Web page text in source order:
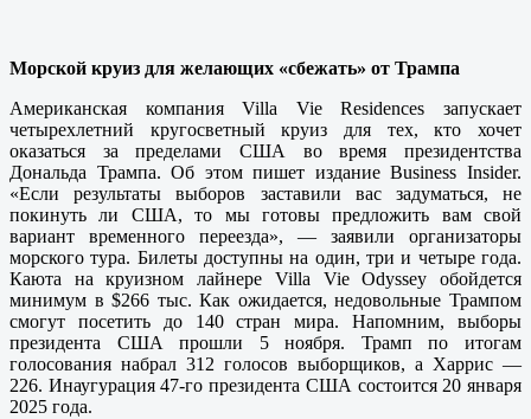
Морской круиз для желающих «сбежать» от Трампа
Американская компания Villa Vie Residences запускает
четырехлетний кругосветный круиз для тех, кто хочет
оказаться за пределами США во время президентства
Дональда Трампа. Об этом пишет издание Business Insider.
«Если результаты выборов заставили вас задуматься, не
покинуть ли США, то мы готовы предложить вам свой
вариант временного переезда», — заявили организаторы
морского тура. Билеты доступны на один, три и четыре года.
Каюта на круизном лайнере Villa Vie Odyssey обойдется
минимум в $266 тыс. Как ожидается, недовольные Трампом
смогут посетить до 140 стран мира. Напомним, выборы
президента США прошли 5 ноября. Трамп по итогам
голосования набрал 312 голосов выборщиков, а Харрис —
226. Инаугурация 47-го президента США состоится 20 января
2025 года.